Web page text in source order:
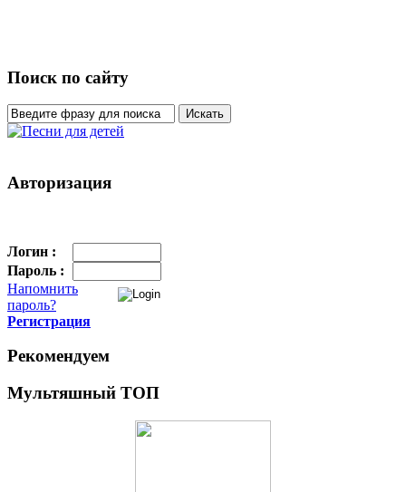
Поиск по сайту
Авторизация
Логин :
Пароль :
Напомнить
пароль?
Регистрация
Рекомендуем
Мультяшный ТОП